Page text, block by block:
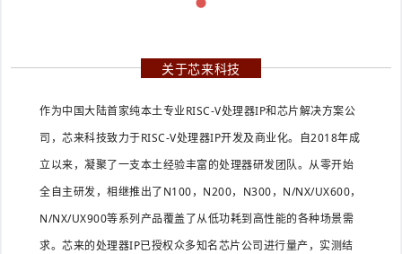
关于芯来科技
作为中国大陆首家纯本土专业RISC-V处理器IP和芯片解决方案公
司，芯来科技致力于RISC-V处理器IP开发及商业化。自2018年成
立以来，凝聚了一支本土经验丰富的处理器研发团队。从零开始
全自主研发，相继推出了N100，N200，N300，N/NX/UX600，
N/NX/UX900等系列产品覆盖了从低功耗到高性能的各种场景需
求。芯来的处理器IP已授权众多知名芯片公司进行量产，实测结